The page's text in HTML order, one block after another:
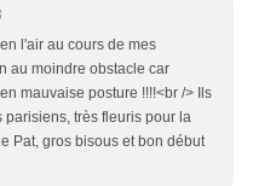
l'air au cours de mes
au moindre obstacle car
mauvaise posture !!!!<br /> Ils
très fleuris pour la
Pat, gros bisous et bon début